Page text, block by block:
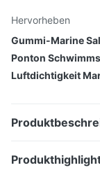
Hervorheben
Gummi-Marine
Ponton
Luftdichtigkeit
Gute